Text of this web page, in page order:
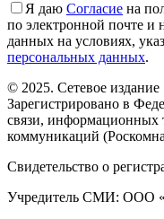
Я даю Cогласие на
по электронной почте и
данных на условиях,
персональных данных.
© 2025. Сетевое
Зарегистрировано в
связи, информационных
коммуникаций
Свидетельство о
Учредитель СМИ: